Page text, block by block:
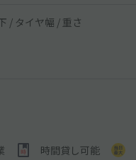
/ タイヤ幅 / 重さ
時間貸し可能